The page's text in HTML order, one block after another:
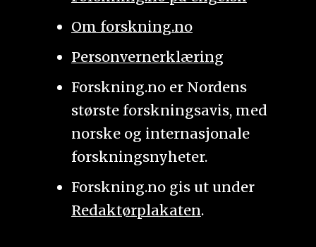
Om forskning.no
Personvernerklæring
Forskning.no er Nordens
største forskningsavis, med
norske og internasjonale
forskningsnyheter.
Forskning.no gis ut under
Redaktørplakaten.